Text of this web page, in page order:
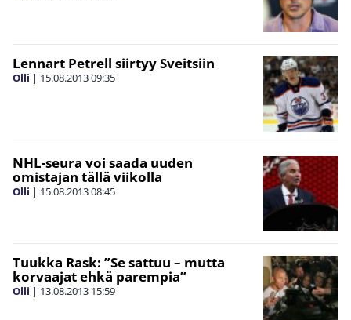
Lennart Petrell siirtyy Sveitsiin
Olli | 15.08.201309:35
NHL-seura voi saada uuden
omistajan tällä viikolla
Olli | 15.08.201308:45
Tuukka Rask: ”Se sattuu – mutta
korvaajat ehkä parempia”
Olli | 13.08.2013 15:59